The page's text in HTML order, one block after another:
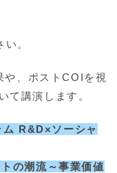
。
、ポストCOIを視
て講演します。
R&D×ソーシャ
の潮流～事業価値